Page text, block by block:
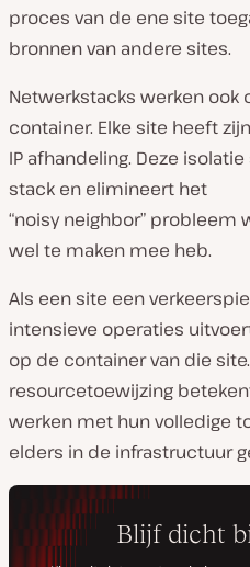
proces van de ene site
bronnen van andere sites.
Netwerkstacks werken ook
container. Elke site heeft
IP afhandeling. Deze
stack en elimineert het
“noisy neighbor” probleem
wel te maken mee heb.
Als een site een
intensieve operaties
op de container van die
resourcetoewijzing
werken met hun volledige
elders in de infrastructuur